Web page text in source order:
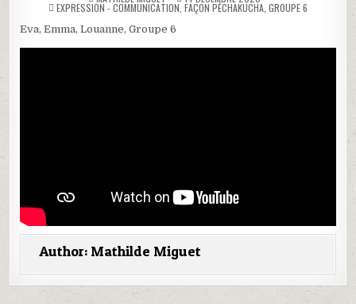
POSTED
EXPRESSION - COMMUNICATION, FAÇON PÉCHAKUCHA, GROUPE 6
Eva, Emma, Louanne, Groupe 6
Author: Mathilde Miguet